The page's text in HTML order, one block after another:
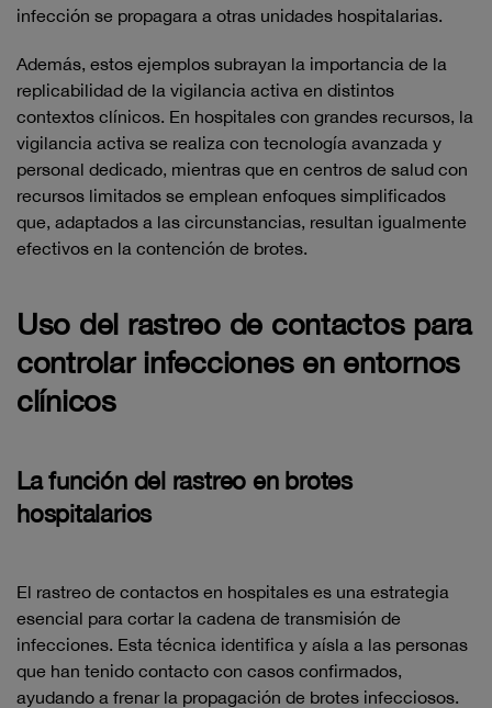
infección se propagara a otras unidades hospitalarias.
Además, estos ejemplos subrayan la importancia de la
replicabilidad de la vigilancia activa en distintos
contextos clínicos. En hospitales con grandes recursos, la
vigilancia activa se realiza con tecnología avanzada y
personal dedicado, mientras que en centros de salud con
recursos limitados se emplean enfoques simplificados
que, adaptados a las circunstancias, resultan igualmente
efectivos en la contención de brotes.
Uso del rastreo de contactos para
controlar infecciones en entornos
clínicos
La función del rastreo en brotes
hospitalarios
El rastreo de contactos en hospitales es una estrategia
esencial para cortar la cadena de transmisión de
infecciones. Esta técnica identifica y aísla a las personas
que han tenido contacto con casos confirmados,
ayudando a frenar la propagación de brotes infecciosos.